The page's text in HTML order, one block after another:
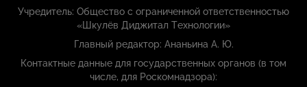
Учредитель: Общество с ограниченной ответственностью
«Шкулёв Диджитал Технологии»
Главный редактор: Ананьина А. Ю.
Контактные данные для государственных органов (в том
числе, для Роскомнадзора):